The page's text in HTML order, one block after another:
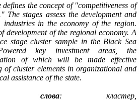
defines the concept of "competitiveness of
The stages assess the development and
industries in the economy of the region.
development of the regional economy. A
stage cluster sample in the Black Sea
key investment areas, the
of which will be made effective
of cluster elements in organizational and
assistance of the state.
слова: кластер,